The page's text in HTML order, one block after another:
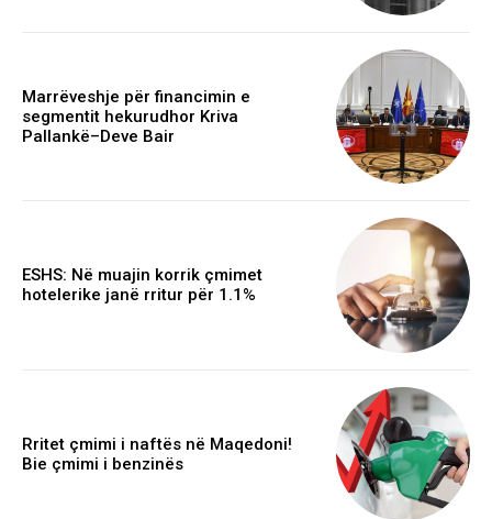
Marrëveshje për financimin e
segmentit hekurudhor Kriva
Pallankë–Deve Bair
ESHS: Në muajin korrik çmimet
hotelerike janë rritur për 1.1%
Rritet çmimi i naftës në Maqedoni!
Bie çmimi i benzinës